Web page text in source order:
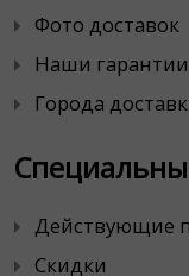
Фото доставок
Наши гарантии
Города
Действующие
Скидки